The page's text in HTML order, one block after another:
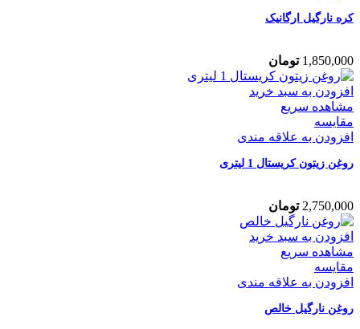
کره نارگیل ارگانیک
1,850,000 تومان
افزودن به سبد خرید
مشاهده سریع
مقایسه
افزودن به علاقه مندی
روغن زیتون کریستال 1 لیتری
2,750,000 تومان
افزودن به سبد خرید
مشاهده سریع
مقایسه
افزودن به علاقه مندی
روغن نارگیل خالص